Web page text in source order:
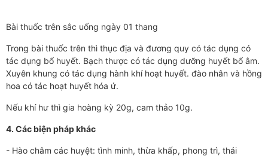
Bài thuốc trên sắc uống ngày 01 thang
Trong bài thuốc trên thì thục địa và đương quy có tác dụng có
tác dụng bổ huyết. Bạch thược có tác dụng dưỡng huyết bổ âm.
Xuyên khung có tác dụng hành khí hoạt huyết. đào nhân và hồng
hoa có tác hoạt huyết hóa ứ.
Nếu khí hư thì gia hoàng kỳ 20g, cam thảo 10g.
4. Các biện pháp khác
- Hào châm các huyệt: tình minh, thừa khấp, phong trì, thái